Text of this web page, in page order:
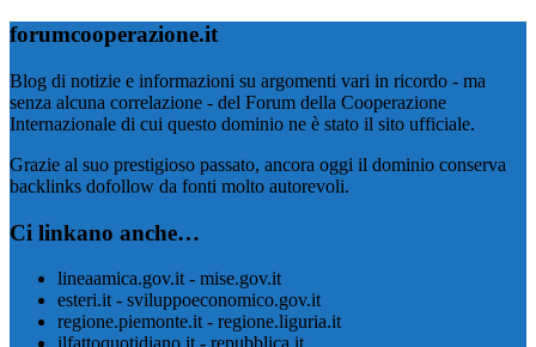
forumcooperazione.it
Blog di notizie e informazioni su argomenti vari in ricordo - ma
senza alcuna correlazione - del Forum della Cooperazione
Internazionale di cui questo dominio ne è stato il sito ufficiale.
Grazie al suo prestigioso passato, ancora oggi il dominio conserva
backlinks dofollow da fonti molto autorevoli.
Ci linkano anche…
lineaamica.gov.it - mise.gov.it
esteri.it - sviluppoeconomico.gov.it
regione.piemonte.it - regione.liguria.it